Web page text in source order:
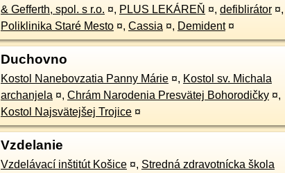
& Gefferth, spol. s r.o. ¤, PLUS LEKÁREŇ ¤, defiblirátor ¤,
Poliklinika Staré Mesto ¤, Cassia ¤, Demident ¤
Duchovno
Kostol Nanebovzatia Panny Márie ¤, Kostol sv. Michala
archanjela ¤, Chrám Narodenia Presvätej Bohorodičky ¤,
Kostol Najsvätejšej Trojice ¤
Vzdelanie
Vzdelávací inštitút Košice ¤, Stredná zdravotnícka škola